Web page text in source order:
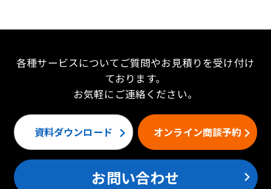
各種サービスについてご質問やお見積りを受け付け
ております。
お気軽にご連絡ください。
資料ダウンロード オンライン商談予約
お問い合わせ